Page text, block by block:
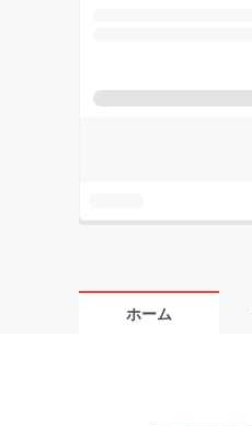
ホーム